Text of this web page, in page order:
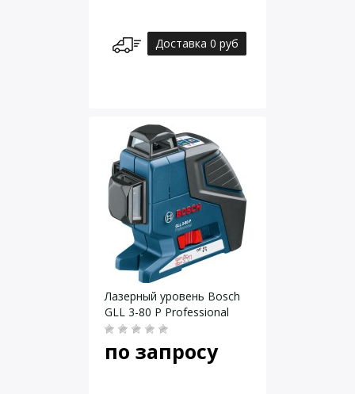
Доставка 0 руб
Лазерный уровень Bosch
GLL 3-80 P Professional
по запросу